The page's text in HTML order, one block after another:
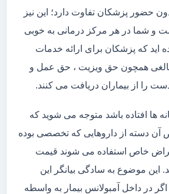
حضور پزشکان تفاوت دارد؛ این نیز
و شما در هر مرکز درمانی به خوبی
اید که پزشکان برای ارائه خدمات
همچون حق ویزیت ، حق عمل و
را از بیماران دریافت می کنند.
ها افتاده باشد متوجه می شوید که
آن دسته از داروهایی که تخصصی بوده
خاص استفاده می شوند قیمت
این موضوع به سادگی بیانگر این
در داخل آمبولانس بیمار به واسطه